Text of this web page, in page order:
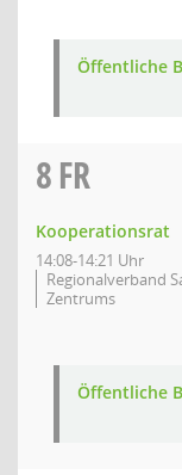
Öffentliche
8FR
Kooperationsrat
14:08-14:21 Uhr
Regionalverband
Zentrums
Öffentliche